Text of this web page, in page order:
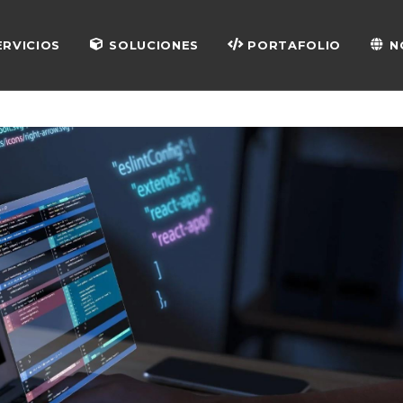
SOLUCIONES PORTAFOLIO